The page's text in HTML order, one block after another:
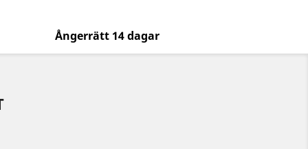
Ångerrätt 14 dagar